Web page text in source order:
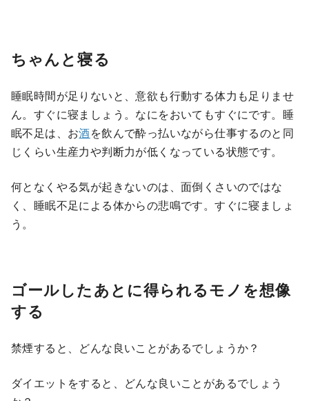
ちゃんと寝る
睡眠時間が足りないと、意欲も行動する体力も足りませ
ん。すぐに寝ましょう。なにをおいてもすぐにです。睡
眠不足は、お酒を飲んで酔っ払いながら仕事するのと同
じくらい生産力や判断力が低くなっている状態です。
何となくやる気が起きないのは、面倒くさいのではな
く、睡眠不足による体からの悲鳴です。すぐに寝ましょ
う。
ゴールしたあとに得られるモノを想像
する
禁煙すると、どんな良いことがあるでしょうか？
ダイエットをすると、どんな良いことがあるでしょう